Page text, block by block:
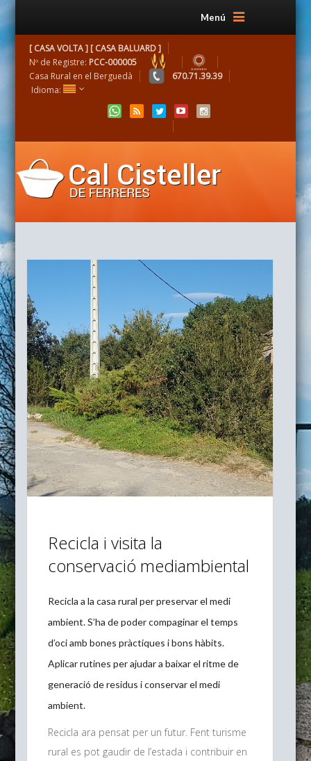
Menú
[ CASA VOLTA ] [ CASA BALUARD ]
Nº de Registre: PCC-000005
Casa Rural en el Berguedà
670.71.39.39
Idioma:
Recicla i visita la
conservació mediambiental
Recicla a la casa rural per preservar el medi
ambient. S’ha de poder compaginar el temps
d’oci amb bones pràctiques i bons hàbits.
Aplicar rutines per ajudar a baixar el ritme de
generació de residus i conservar el medi
ambient.
Recicla ara pensat per un futur. Fent turisme
rural es pot gaudir de l’estada i contribuir en